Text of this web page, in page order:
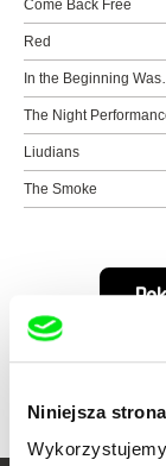
Niniejsza
Come Back Free
Red
In the Beginning
The Night
Liudians
The Smoke